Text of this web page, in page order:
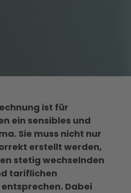
ist für
ein sensibles und
Sie muss nicht nur
erstellt werden,
stetig wechselnden
tariflichen
Dabei